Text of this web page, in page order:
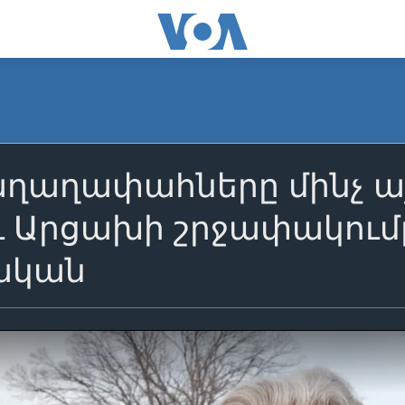
մինչ
Արցախի